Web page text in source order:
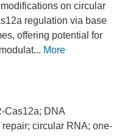
on circular
regulation via base
offering potential for
More
Cas12a; DNA
circular RNA; one-